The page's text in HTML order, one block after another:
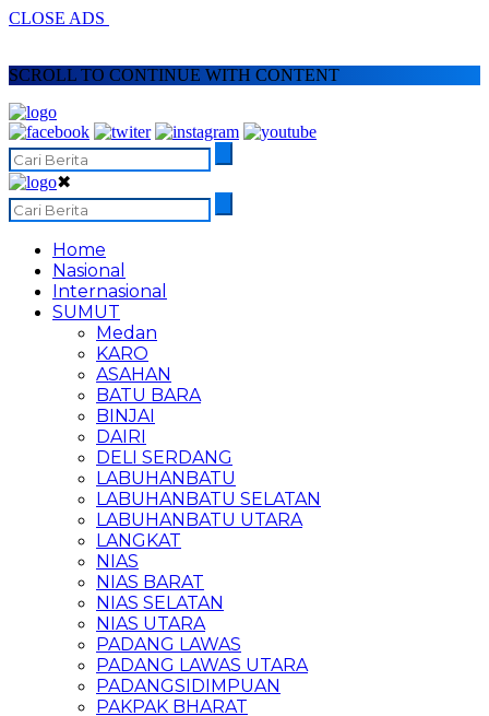
CLOSE ADS
SCROLL TO CONTINUE WITH CONTENT
✖
Home
Nasional
Internasional
SUMUT
Medan
KARO
ASAHAN
BATU BARA
BINJAI
DAIRI
DELI SERDANG
LABUHANBATU
LABUHANBATU SELATAN
LABUHANBATU UTARA
LANGKAT
NIAS
NIAS BARAT
NIAS SELATAN
NIAS UTARA
PADANG LAWAS
PADANG LAWAS UTARA
PADANGSIDIMPUAN
PAKPAK BHARAT